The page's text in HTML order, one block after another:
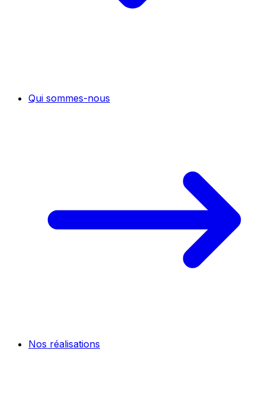
Qui sommes-nous
Nos réalisations